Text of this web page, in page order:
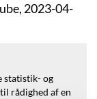
2023-04-
statistik- og
rådighed af en